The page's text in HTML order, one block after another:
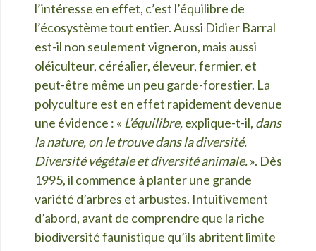
l’intéresse en effet, c’est l’équilibre de
l’écosystème tout entier. Aussi Didier Barral
est-il non seulement vigneron, mais aussi
oléiculteur, céréalier, éleveur, fermier, et
peut-être même un peu garde-forestier. La
polyculture est en effet rapidement devenue
une évidence : « L’équilibre,explique-t-il, dans
la nature, on le trouve dans la diversité.
Diversité végétale et diversité animale.». Dès
1995, il commence à planter une grande
variété d’arbres et arbustes. Intuitivement
d’abord, avant de comprendre que la riche
biodiversité faunistique qu’ils abritent limite